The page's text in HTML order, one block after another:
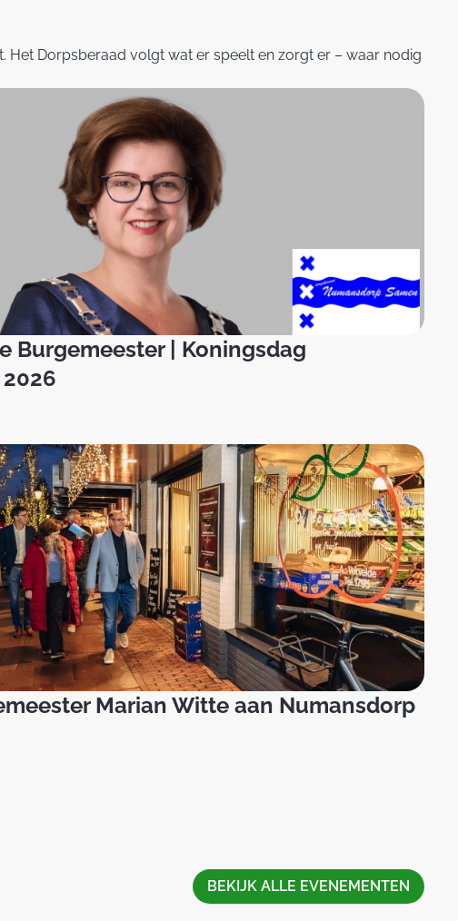
Het Dorpsberaad volgt wat er speelt en zorgt er – waar nodig
Burgemeester | Koningsdag
Marian Witte aan Numansdorp
BEKIJK ALLE EVENEMENTEN